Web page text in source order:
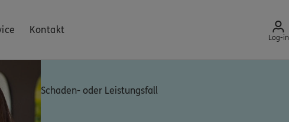
Kontakt
Log-in
Schaden- oder Leistungsfall